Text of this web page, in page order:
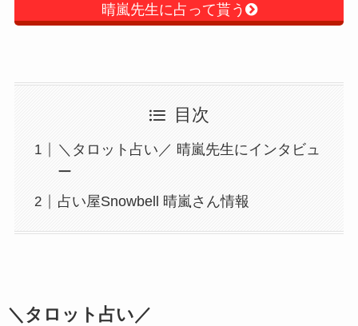
晴嵐先生に占って貰う
目次
＼タロット占い／ 晴嵐先生にインタビュ
ー
占い屋Snowbell 晴嵐さん情報
＼タロット占い／